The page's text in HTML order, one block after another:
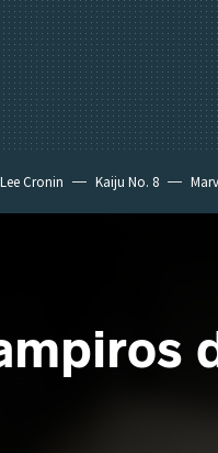
Lee Cronin Kaiju No. 8